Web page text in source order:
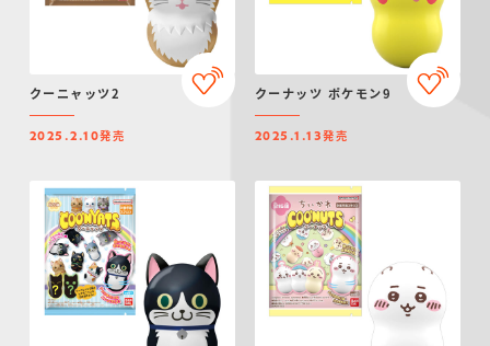
クーニャッツ2
2025.2.10発売
クーナッツ ポケモン9
2025.1.13発売